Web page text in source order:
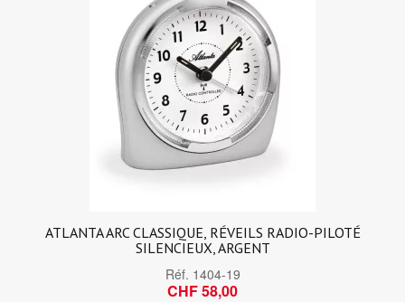
ATLANTA ARC CLASSIQUE, RÉVEILS RADIO-PILOTÉ
SILENCIEUX, ARGENT
Réf. 1404-19
CHF 58,00